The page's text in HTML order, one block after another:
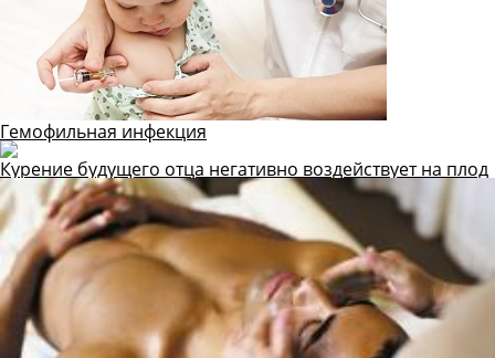
Гемофильная инфекция
Курение будущего отца негативно воздействует на плод